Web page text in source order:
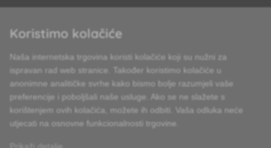
Uvijek ćemo vas profesionalno savjetovati
Reklamacije obrađujemo u roku od 24 sata
Dostava u roku od 24 sata od ponedjeljka do petka
Koristimo kolačiće
Naša internetska trgovina koristi kolačiće koji su nužni za
ispravan rad web stranice. Također koristimo kolačiće u
anonimne analitičke svrhe kako bismo bolje razumjeli vaše
preferencije i poboljšali naše usluge. Ako se ne slažete s
korištenjem ovih kolačića, možete ih odbiti. Vaša odluka neće
utjecati na osnovne funkcionalnosti trgovine.